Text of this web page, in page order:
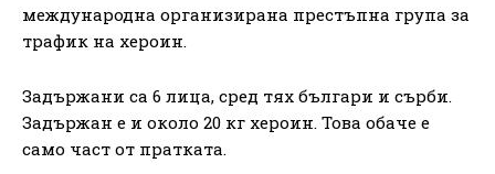
международна организирана престъпна група за
трафик на хероин.
Задържани са 6 лица, сред тях българи и сърби.
Задържан е и около 20 кг хероин. Това обаче е
само част от пратката.